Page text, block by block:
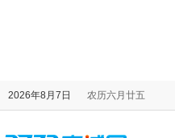
2026年8月7日 农历六月廿五